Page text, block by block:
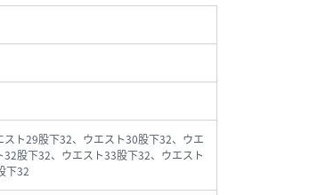
ト29股下32、ウエスト30股下32、ウエ
股下32、ウエスト33股下32、ウエスト
下32